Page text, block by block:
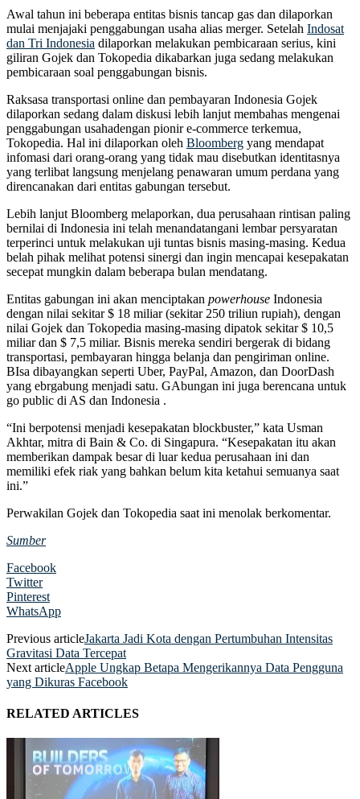
Awal tahun ini beberapa entitas bisnis tancap gas dan dilaporkan
mulai menjajaki penggabungan usaha alias merger. Setelah Indosat
dan Tri Indonesia dilaporkan melakukan pembicaraan serius, kini
giliran Gojek dan Tokopedia dikabarkan juga sedang melakukan
pembicaraan soal penggabungan bisnis.
Raksasa transportasi online dan pembayaran Indonesia Gojek
dilaporkan sedang dalam diskusi lebih lanjut membahas mengenai
penggabungan usahadengan pionir e-commerce terkemua,
Tokopedia. Hal ini dilaporkan oleh Bloomberg yang mendapat
infomasi dari orang-orang yang tidak mau disebutkan identitasnya
yang terlibat langsung menjelang penawaran umum perdana yang
direncanakan dari entitas gabungan tersebut.
Lebih lanjut Bloomberg melaporkan, dua perusahaan rintisan paling
bernilai di Indonesia ini telah menandatangani lembar persyaratan
terperinci untuk melakukan uji tuntas bisnis masing-masing. Kedua
belah pihak melihat potensi sinergi dan ingin mencapai kesepakatan
secepat mungkin dalam beberapa bulan mendatang.
Entitas gabungan ini akan menciptakan powerhouse Indonesia
dengan nilai sekitar $ 18 miliar (sekitar 250 triliun rupiah), dengan
nilai Gojek dan Tokopedia masing-masing dipatok sekitar $ 10,5
miliar dan $ 7,5 miliar. Bisnis mereka sendiri bergerak di bidang
transportasi, pembayaran hingga belanja dan pengiriman online.
BIsa dibayangkan seperti Uber, PayPal, Amazon, dan DoorDash
yang ebrgabung menjadi satu. GAbungan ini juga berencana untuk
go public di AS dan Indonesia .
“Ini berpotensi menjadi kesepakatan blockbuster,” kata Usman
Akhtar, mitra di Bain & Co. di Singapura. “Kesepakatan itu akan
memberikan dampak besar di luar kedua perusahaan ini dan
memiliki efek riak yang bahkan belum kita ketahui semuanya saat
ini.”
Perwakilan Gojek dan Tokopedia saat ini menolak berkomentar.
Sumber
Facebook
Twitter
Pinterest
WhatsApp
Previous articleJakarta Jadi Kota dengan Pertumbuhan Intensitas
Gravitasi Data Tercepat
Next articleApple Ungkap Betapa Mengerikannya Data Pengguna
yang Dikuras Facebook
RELATED ARTICLES